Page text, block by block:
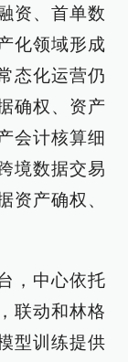
资、首单数
化领域形成
态化运营仍
确权、资产
会计核算细
境数据交易
资产确权、
，中心依托
联动和林格
型训练提供